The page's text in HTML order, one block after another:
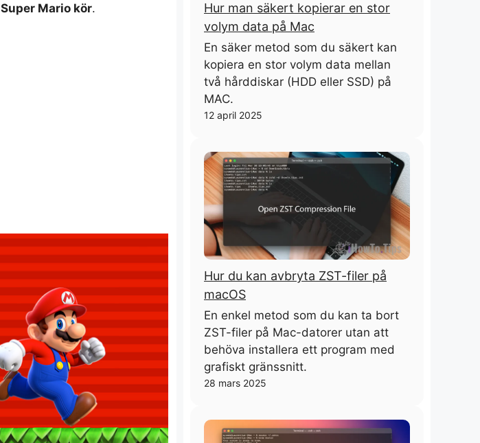
Super Mario kör.
Hur man säkert kopierar en stor
volym data på Mac
En säker metod som du säkert kan
kopiera en stor volym data mellan
två hårddiskar (HDD eller SSD) på
MAC.
12 april 2025
Hur du kan avbryta ZST-filer på
macOS
En enkel metod som du kan ta bort
ZST-filer på Mac-datorer utan att
behöva installera ett program med
grafiskt gränssnitt.
28 mars 2025